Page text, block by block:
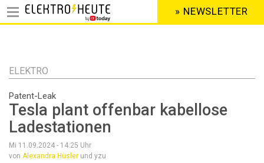
Inhalt
HEADER
MENU
» NEWSLETTER
ELEKTRO
Patent-Leak
Tesla plant offenbar kabellose
Ladestationen
Mi 11.09.2024 - 14:25 Uhr
von Alexandra Hüsler und yzu